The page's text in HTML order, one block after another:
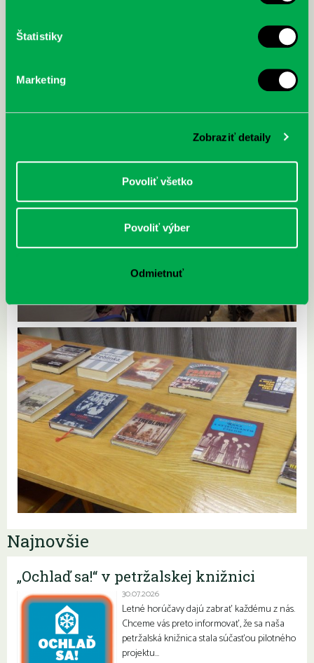
Štatistiky
Marketing
Zobraziť detaily
Povoliť všetko
Povoliť výber
Odmietnuť
Najnovšie
„Ochlaď sa!“ v petržalskej knižnici
30.07.2026
Letné horúčavy dajú zabrať každému z nás.
Chceme vás preto informovať, že sa naša
petržalská knižnica stala súčasťou pilotného
projektu…